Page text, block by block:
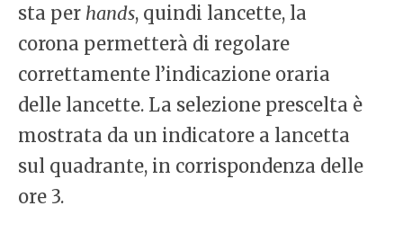
sta per hands, quindi lancette, la
corona permetterà di regolare
correttamente l’indicazione oraria
delle lancette. La selezione prescelta è
mostrata da un indicatore a lancetta
sul quadrante, in corrispondenza delle
ore 3.